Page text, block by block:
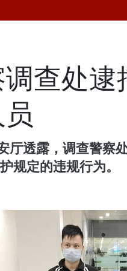
查处
厅透露，调查警察
规定的违规行为。